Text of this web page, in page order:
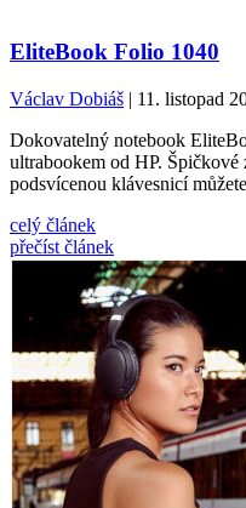
EliteBook Folio 1040
Václav Dobiáš | 11. listopad
Dokovatelný notebook
ultrabookem od HP. Špičkové
podsvícenou klávesnicí
celý článek
přečíst článek